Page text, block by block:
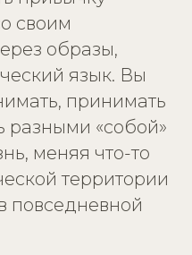
своим
образы,
язык. Вы
принимать
разными «собой»
меняя что-то
территории
повседневной